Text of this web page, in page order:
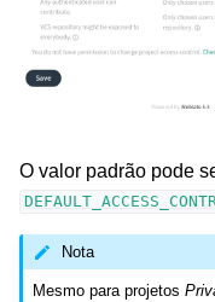
O valor padrão pode
Nota
Mesmo para projetos